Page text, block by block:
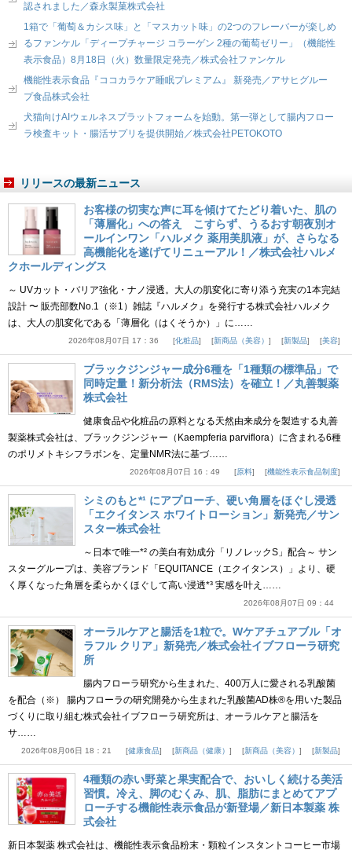
認されました／森永製菓株式会社
1箱で「葡萄＆カシス味」と「マスカット味」の2つのフレーバーが楽しめ
るファンケル「ディープチャージ コラーゲン 2種の葡萄ゼリー」（機能性
表示食品）8月18日（火）数量限定発売／株式会社ファンケル
機能性表示食品『ココカラケア睡眠プレミアム』 新発売／アサヒグルー
プ食品株式会社
犬猫向けAIウェルネスプラットフォームを始動。第一弾として腸内フロー
ラ検査キット・腸活サプリを提供開始／株式会社PETOKOTO
リリースの最新ニュース
お客様の切実な声に耳を傾けてたどり着いた、肌の
「薄層化」への答え こすらず、うるおす朝夜別オ
ールインワン「ハルメク 薬用美肌液」が、さらなる
高機能化を遂げてリニューアル！／株式会社ハルメ
クホールディングス
～ UVカット・バリア強化・ナノ浸透。大人の肌変化に寄り添う充実の1本完結
設計 〜 販売部数No.1（※1）雑誌『ハルメク』を発行する株式会社ハルメク
は、大人の肌変化である「薄層化（はくそうか）」に……
2026年08月07日 17：36 化粧品 新商品（美容） 新製品 美容
ブラックジンジャー成分6種を「1種類の標準品」で
同時定量！新分析法（RMS法）を確立！／丸善製薬
株式会社
健康食品や化粧品の原料となる天然由来成分を製造する丸善
製薬株式会社は、ブラックジンジャー（Kaempferia parviflora）に含まれる6種
のポリメトキシフラボンを、定量NMR法に基づ……
2026年08月07日 16：49 原料 機能性表示食品制度
シミのもと*¹ にアプローチ、硬い角層をほぐし浸透
「エクイタンス ホワイトローション」新発売／サン
スター株式会社
～日本で唯一*² の美白有効成分「リノレックS」配合～ サン
スターグループは、美容ブランド「EQUITANCE（エクイタンス）」より、硬
く厚くなった角層を柔らかくほぐして高い浸透*³ 実感を叶え……
2026年08月07日 09：44
オーラルケアと腸活を1粒で。Wケアチュアブル「オ
ラフル クリア」新発売／株式会社イブフローラ研究
所
腸内フローラ研究から生まれた、400万人に愛される乳酸菌
を配合（※） 腸内フローラの研究開発から生まれた乳酸菌AD株®を用いた製品
づくりに取り組む株式会社イブフローラ研究所は、オーラルケアと腸活を
サ……
2026年08月06日 18：21 健康食品 新商品（健康） 新商品（美容） 新製品
4種類の赤い野菜と果実配合で、おいしく続ける美活
習慣。冷え、脚のむくみ、肌、脂肪にまとめてアプ
ローチする機能性表示食品が新登場／新日本製薬 株
式会社
新日本製薬 株式会社は、機能性表示食品粉末・顆粒インスタントコーヒー市場